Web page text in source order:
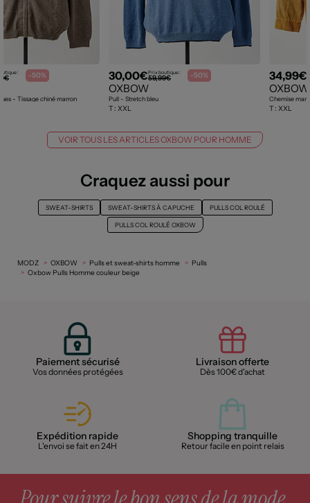
: -50%
- Tissage chiné marron
30,00€Prix boutique :
59,99€ -50%
OXBOW
Pull - Stretch bleu
T : XXL
34,99€
OXBOW
Chemise
T : XXL
VOIR TOUS LES ARTICLES OXBOW POUR HOMME
Craquez aussi pour
SWEAT-SHIRTS SWEAT-SHIRTS À CAPUCHE PULLS COL ROULÉ
PULLS COL ROULÉ OXBOW
MODZ OXBOW Pulls et sweat-shirts homme
Pulls
Oxbow Pulls Homme couleur beige
Paiement sécurisé
Vos données protégées
Livraison offerte
Dès 100€ d'achat
Expédition rapide
L'envoi se fait en 24H
Shopping tranquille
Retour facile en point relais